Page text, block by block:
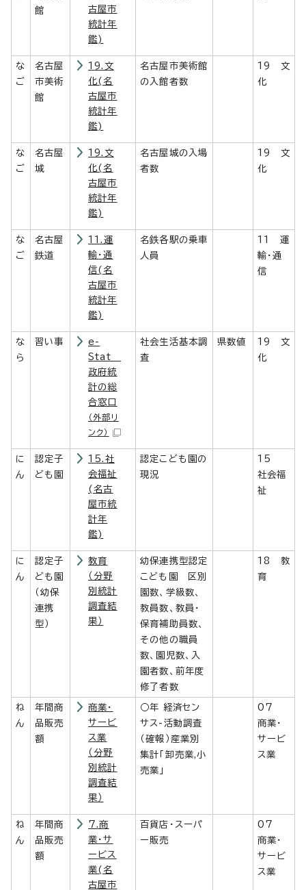
館
古屋市
統計年
鑑)
な
ご
名古屋
市美術
館
19.文
化(名
古屋市
統計年
鑑)
名古屋市美術館
の入館者数
19 文
化
な
ご
名古屋
城
19.文
化(名
古屋市
統計年
鑑)
名古屋城の入場
者数
19 文
化
な
ご
名古屋
鉄道
11.運
輸・通
信(名
古屋市
統計年
鑑)
名鉄各駅の乗車
人員
11 運
輸・通
信
な
ら
習い事
e-
Stat
政府統
計の総
合窓口
（外部リ
ンク）
社会生活基本調
査
県数値
19 文
化
に
ん
認定子
ども園
15.社
会福祉
(名古
屋市統
計年
鑑)
認定こども園の
現況
15
社会福
祉
に
ん
認定子
ども園
（幼保
連携
型）
教育
（分野
別統計
調査結
果）
幼保連携型認定
こども園 区別
園数、学級数、
教員数、教員・
保育補助員数、
その他の職員
数、園児数、入
園者数、前年度
修了者数
18 教
育
ね
ん
年間商
品販売
額
商業・
サービ
ス業
（分野
別統計
調査結
果）
○年 経済セン
サス-活動調査
（確報）産業別
集計「卸売業,小
売業」
07
商業・
サービ
ス業
ね
ん
年間商
品販売
額
7.商
業・サ
ービス
業(名
古屋市
百貨店・スーパ
ー販売
07
商業・
サービ
ス業